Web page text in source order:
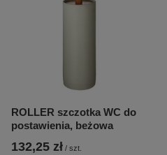
ROLLER szczotka WC do
postawienia, beżowa
132,25 zł / szt.